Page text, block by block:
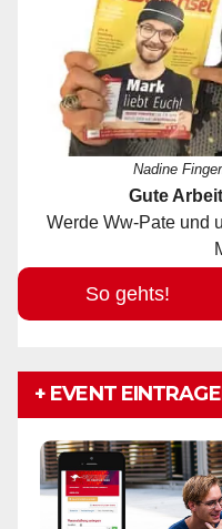
Nadine
Gute
Werde Ww-Pate und
So gehts!
+ EVENT